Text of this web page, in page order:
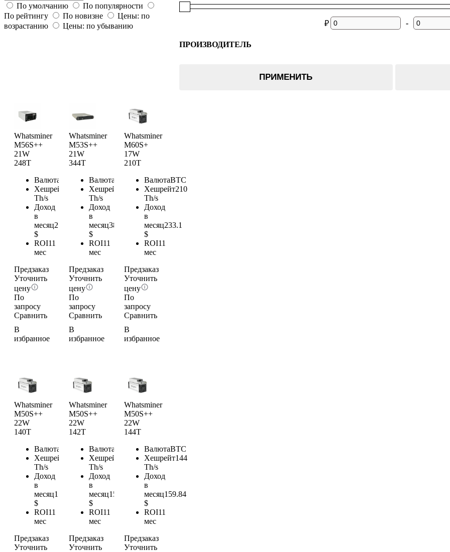
По умолчанию
По популярности
По рейтингу
По новизне
Цены: по
возрастанию
Цены: по убыванию ₽ -
ПРОИЗВОДИТЕЛЬ
ПРИМЕНИТЬ
Whatsminer
M56S++
21W
248T
Валюта
Хешрейт
Th/s
Доход
в
месяц275.28
$
ROI11
мес
Предзаказ
Уточнить
цену
По
запросу
Сравнить
В
избранное
Whatsminer
M53S++
21W
344T
Валюта
Хешрейт
Th/s
Доход
в
месяц381.84
$
ROI11
мес
Предзаказ
Уточнить
цену
По
запросу
Сравнить
В
избранное
Whatsminer
M60S+
17W
210T
ВалютаBTC
Хешрейт210
Th/s
Доход
в
месяц233.1
$
ROI11
мес
Предзаказ
Уточнить
цену
По
запросу
Сравнить
В
избранное
Whatsminer
M50S++
22W
140T
Валюта
Хешрейт
Th/s
Доход
в
месяц155.4
$
ROI11
мес
Предзаказ
Уточнить
Whatsminer
M50S++
22W
142T
Валюта
Хешрейт
Th/s
Доход
в
месяц157.62
$
ROI11
мес
Предзаказ
Уточнить
Whatsminer
M50S++
22W
144T
ВалютаBTC
Хешрейт144
Th/s
Доход
в
месяц159.84
$
ROI11
мес
Предзаказ
Уточнить